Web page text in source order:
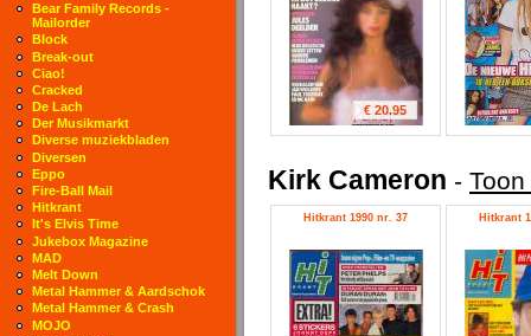
€ 20.95
Kirk Cameron -
Hitkrant 1990 nr. 37 Hitkrant
Bear Family Records -
Mailorder
Block
Break-out
Ciao!
Cracked
De Lach
Der Musikmarkt
Diverse muziekbladen
Diversen
Eppo
Fire-Ball Mail
Hitkrant
It's Elvis Time
Jukebox Magazine
MAD
Melt Down
Metal Hammer & Aardschok
Metal Hammer & Crash
MOJO